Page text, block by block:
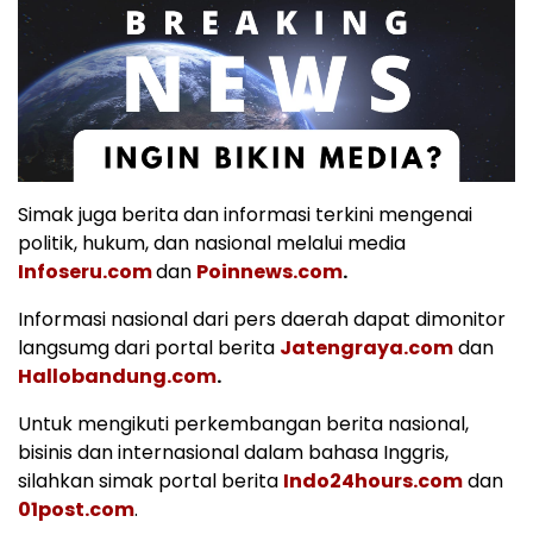
Simak juga berita dan informasi terkini mengenai
politik, hukum, dan nasional melalui media
Infoseru.comdan Poinnews.com.
Informasi nasional dari pers daerah dapat dimonitor
langsumg dari portal berita Jatengraya.comdan
Hallobandung.com.
Untuk mengikuti perkembangan berita nasional,
bisinis dan internasional dalam bahasa Inggris,
silahkan simak portal berita Indo24hours.comdan
01post.com.